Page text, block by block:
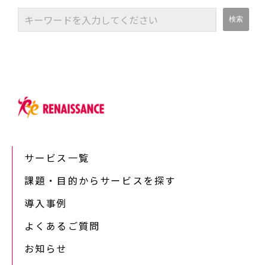
サービス一覧
課題・目的からサービスを探す
導入事例
よくあるご質問
お知らせ